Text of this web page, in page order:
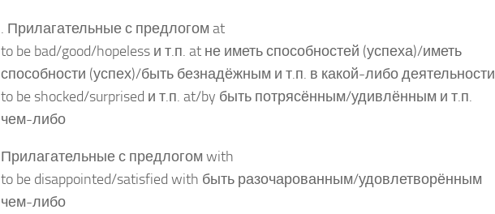
. Прилагательные с предлогом at
to be bad/good/hopeless и т.п. at не иметь способностей (успеха)/иметь
способности (успех)/быть безнадёжным и т.п. в какой-либо деятельности
to be shocked/surprised и т.п. at/by быть потрясённым/удивлённым и т.п.
чем-либо
Прилагательные с предлогом with
to be disappointed/satisfied with быть разочарованным/удовлетворённым
чем-либо